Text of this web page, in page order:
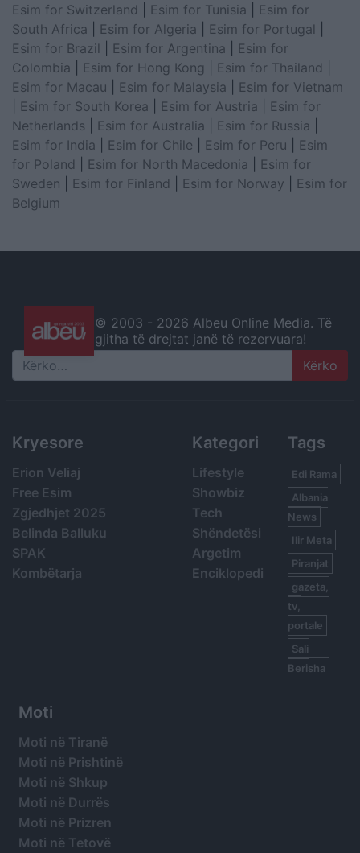
Esim for Switzerland
Esim for Tunisia
Esim for
South Africa
Esim for Algeria Esim for Portugal
Esim for Brazil
Esim for Argentina
Esim for
Colombia
Esim for Hong Kong Esim for Thailand
Esim for Macau
Esim for Malaysia
Esim for Vietnam
Esim for South Korea Esim for Austria
Esim for
Netherlands
Esim for Australia Esim for Russia
Esim for India
Esim for Chile Esim for Peru
Esim
for Poland
Esim for North Macedonia
Esim for
Sweden
Esim for Finland Esim for Norway
Esim for
Belgium
© 2003 - 2026 Albeu Online Media. Të
gjitha të drejtat janë të rezervuara!
Search
Kryesore
Erion Veliaj
Free Esim
Zgjedhjet 2025
Belinda Balluku
SPAK
Kombëtarja
Kategori
Lifestyle
Showbiz
Tech
Shëndetësi
Argetim
Enciklopedi
Tags
Edi Rama
Albania
News
Ilir Meta
Piranjat
gazeta,
tv,
portale
Sali
Berisha
Moti
Moti në Tiranë
Moti në Prishtinë
Moti në Shkup
Moti në Durrës
Moti në Prizren
Moti në Tetovë